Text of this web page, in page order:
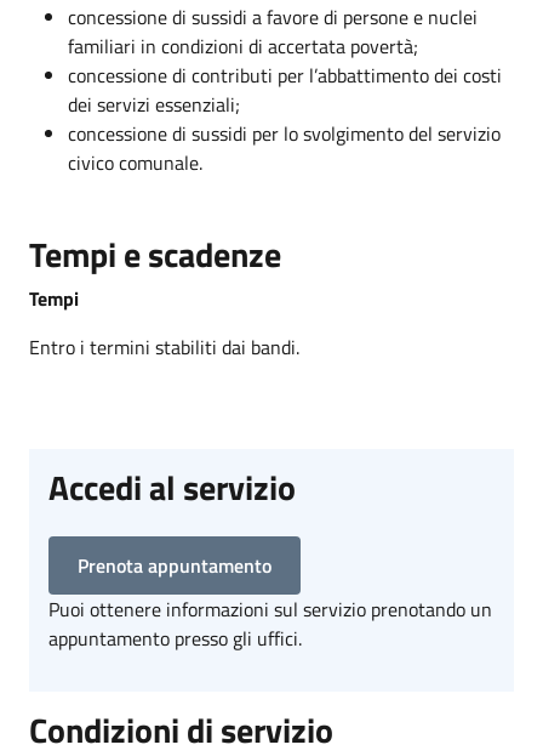
concessione di sussidi a favore di persone e nuclei
familiari in condizioni di accertata povertà;
concessione di contributi per l’abbattimento dei costi
dei servizi essenziali;
concessione di sussidi per lo svolgimento del servizio
civico comunale.
Tempi e scadenze
Tempi
Entro i termini stabiliti dai bandi.
Accedi al servizio
Prenota appuntamento
Puoi ottenere informazioni sul servizio prenotando un
appuntamento presso gli uffici.
Condizioni di servizio